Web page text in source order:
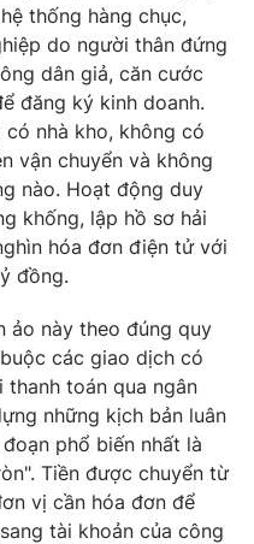
Việt Nam
điện tử số 483/GP-BTTTT
Phạm Quốc Thắng,
355 932
897
thống hàng chục,
do người thân đứng
dân giả, căn cước
đăng ký kinh doanh.
nhà kho, không có
vận chuyển và không
nào. Hoạt động duy
khống, lập hồ sơ hải
hóa đơn điện tử với
đồng.
ảo này theo đúng quy
các giao dịch có
toán qua ngân
những kịch bản luân
phổ biến nhất là
Tiền được chuyển từ
vị cần hóa đơn để
tài khoản của công